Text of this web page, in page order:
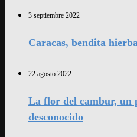
3 septiembre 2022
Caracas, bendita
22 agosto 2022
La flor del cambur, un
desconocido